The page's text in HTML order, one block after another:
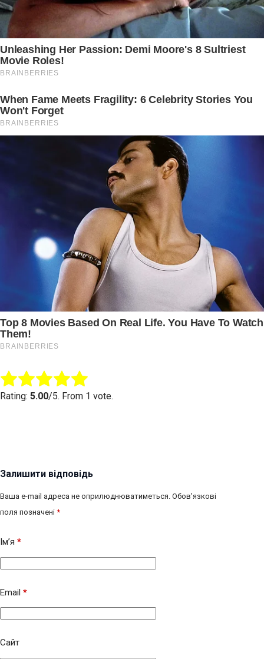
Rate this item:
Rating: 5.00/5. From 1 vote.
Залишити відповідь
Ваша e-mail адреса не оприлюднюватиметься. Обов’язкові
поля позначені *
Ім’я *
Email *
Сайт